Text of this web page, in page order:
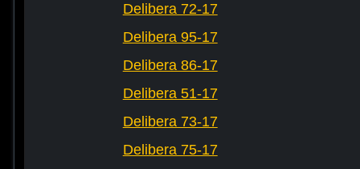
Delibera 72-17
Delibera 95-17
Delibera 86-17
Delibera 51-17
Delibera 73-17
Delibera 75-17